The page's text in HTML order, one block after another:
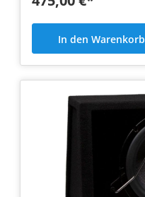
In den Warenkorb